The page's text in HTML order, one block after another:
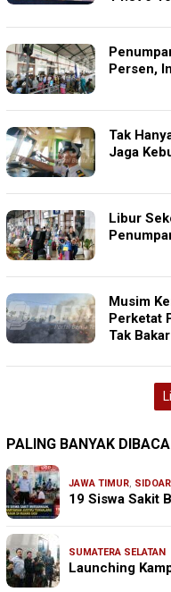
Persen,
Tak
Jaga
Libur
Musim
Perketat
Tak
PALING BANYAK DIBACA
JAWA TIMUR,
19 Siswa Sakit
SUMATERA SELATAN
Launching